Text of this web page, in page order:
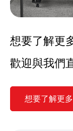
想要了解更
歡迎與我們
想要了解更